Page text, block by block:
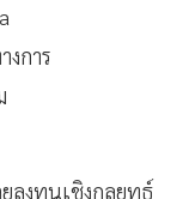
การ
ลงทุนเชิงกลยุทธ์